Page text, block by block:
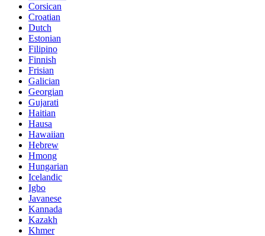
Corsican
Croatian
Dutch
Estonian
Filipino
Finnish
Frisian
Galician
Georgian
Gujarati
Haitian
Hausa
Hawaiian
Hebrew
Hmong
Hungarian
Icelandic
Igbo
Javanese
Kannada
Kazakh
Khmer